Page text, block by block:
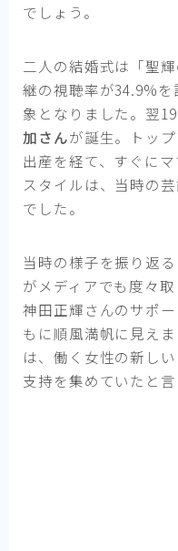
でしょう。
二人の結婚式は「聖
継の視聴率が34.9%
象となりました。翌
加さんが誕生。トッ
出産を経て、すぐに
スタイルは、当時の
でした。
当時の様子を振り返
がメディアでも度々
神田正輝さんのサポ
もに順風満帆に見え
は、働く女性の新し
支持を集めていたと言